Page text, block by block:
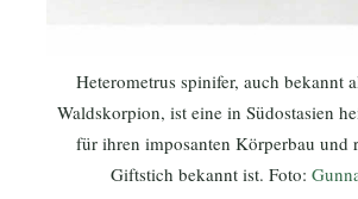
Heterometrus spinifer, auch bekannt
Waldskorpion, ist eine in Südostasien
für ihren imposanten Körperbau und
Giftstich bekannt ist. Foto: